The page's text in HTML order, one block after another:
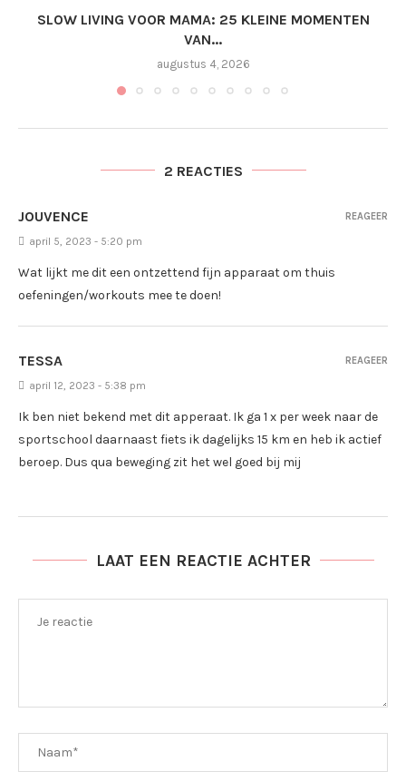
SLOW LIVING VOOR MAMA: 25 KLEINE MOMENTEN
VAN...
augustus 4, 2026
2 REACTIES
JOUVENCE
april 5, 2023 - 5:20 pm
Wat lijkt me dit een ontzettend fijn apparaat om thuis
oefeningen/workouts mee te doen!
REAGEER
TESSA
april 12, 2023 - 5:38 pm
Ik ben niet bekend met dit apperaat. Ik ga 1 x per week naar de
sportschool daarnaast fiets ik dagelijks 15 km en heb ik actief
beroep. Dus qua beweging zit het wel goed bij mij
REAGEER
LAAT EEN REACTIE ACHTER